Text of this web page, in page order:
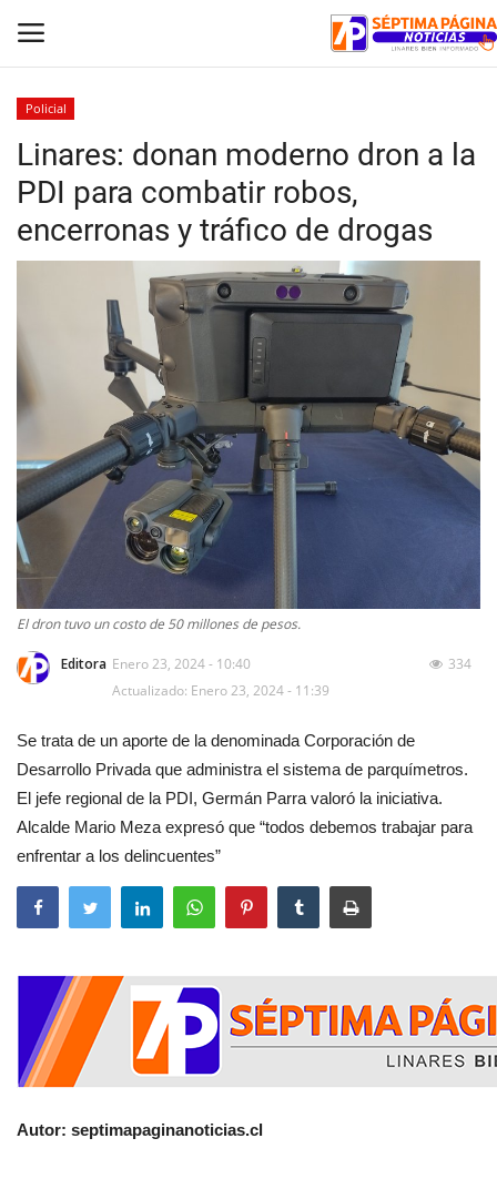
Inicio
Crónica
Policial
Deporte
Espectáculos
Policial
Linares: donan moderno dron a la
PDI para combatir robos,
encerronas y tráfico de drogas
El dron tuvo un costo de 50 millones de pesos.
Editora Enero 23, 2024 - 10:40
Actualizado: Enero 23, 2024 - 11:39
334
Se trata de un aporte de la denominada Corporación de
Desarrollo Privada que administra el sistema de parquímetros.
El jefe regional de la PDI, Germán Parra valoró la iniciativa.
Alcalde Mario Meza expresó que “todos debemos trabajar para
enfrentar a los delincuentes”
Autor: septimapaginanoticias.cl